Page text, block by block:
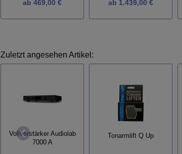
ab 469,00 € ab 1.439,00 €
Zuletzt angesehen Artikel:
Vollverstärker Audiolab
7000 A
Tonarmlift Q Up